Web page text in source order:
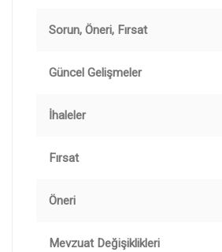
Sorun, Öneri, Fırsat
Güncel Gelişmeler
İhaleler
Fırsat
Öneri
Mevzuat Değişiklikleri